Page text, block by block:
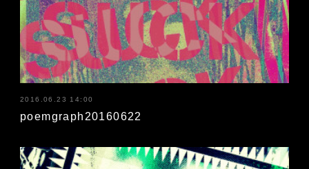
2016.06.23 14:00
poemgraph20160622